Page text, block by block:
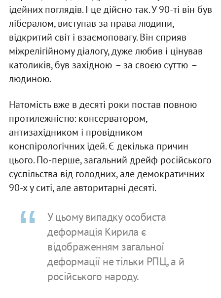
ідейних поглядів. І це дійсно так. У 90-ті він був
лібералом, виступав за права людини,
відкритий світ і взаємоповагу. Він сприяв
міжрелігійному діалогу, дуже любив і цінував
католиків, був західною –за своєю суттю –
людиною.
Натомість вже в десяті роки постав повною
протилежністю: консерватором,
антизахідником і провідником
конспірологічних ідей. Є декілька причин
цього. По-перше, загальний дрейф російського
суспільства від голодних, але демократичних
90-х у ситі, але авторитарні десяті.
У цьому випадку особиста
деформація Кирила є
відображенням загальної
деформації не тільки РПЦ, а й
російського народу.